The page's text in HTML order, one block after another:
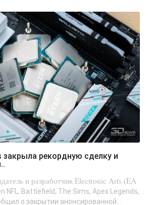
и разработчик Electronic Arts (EA
NFL, Battlefield, The Sims, Apex Legends,
о закрытии анонсированной...